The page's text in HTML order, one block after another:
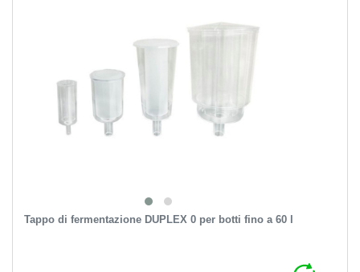
Tappo di fermentazione DUPLEX 0 per botti fino a 60 l